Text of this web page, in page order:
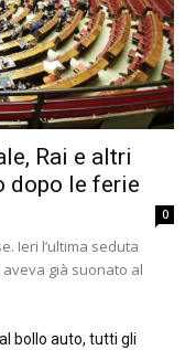
Rai e altri
dopo le ferie
0
Ieri l’ultima seduta
aveva già suonato al
bollo auto, tutti gli